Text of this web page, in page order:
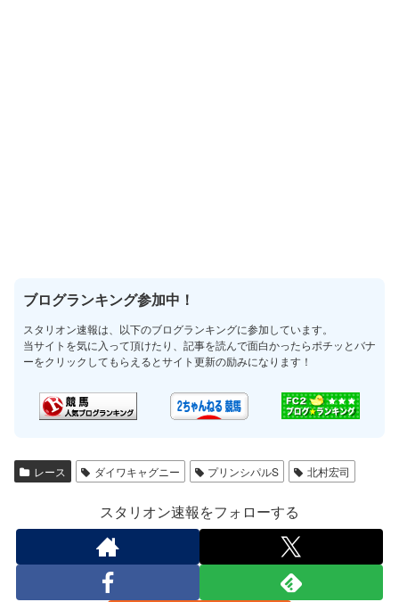
ブログランキング参加中！
スタリオン速報は、以下のブログランキングに参加しています。
当サイトを気に入って頂けたり、記事を読んで面白かったらポチッとバナ
ーをクリックしてもらえるとサイト更新の励みになります！
レース ダイワキャグニー プリンシパルS 北村宏司
スタリオン速報をフォローする